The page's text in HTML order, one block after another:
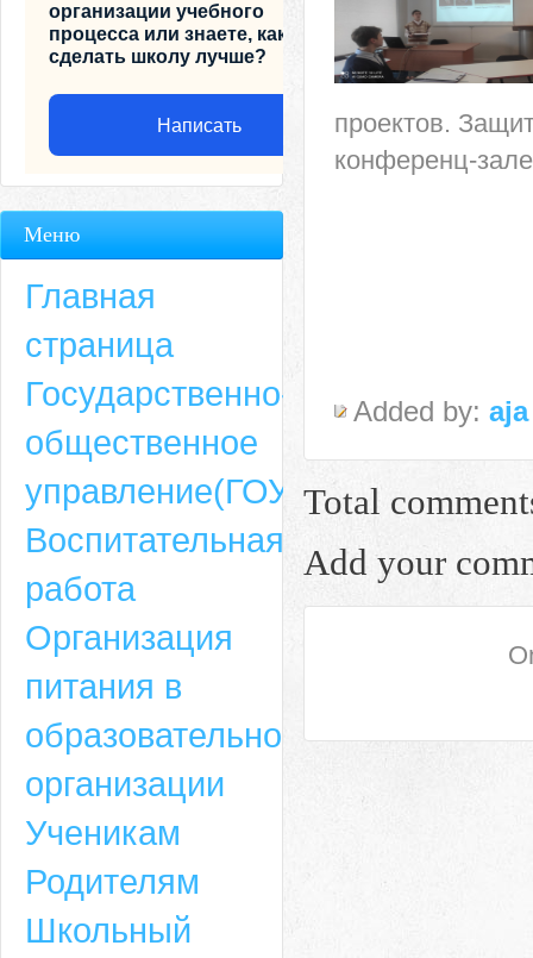
Адрес
659635, Алтайский край, Алтайский район, село Ая, ул. Школьная 11.
6-49, электронный адрес: aja_70@mail.ru
проектов.
конференц-
Added by: aja
Total
Add your
организации учебного
процесса или знаете, как
сделать школу лучше?
Написать
Меню
Главная
страница
Государственно-
общественное
управление(ГОУ)
Воспитательная
работа
Организация
питания в
образовательной
организации
Ученикам
Родителям
Школьный